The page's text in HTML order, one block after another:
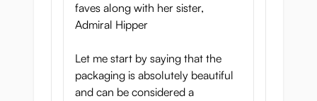
faves along with her sister,
Admiral Hipper
Let me start by saying that the
packaging is absolutely beautiful
and can be considered a